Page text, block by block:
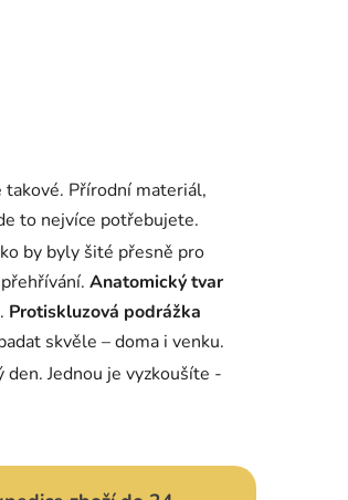
takové. Přírodní materiál,
to nejvíce potřebujete.
by byly šité přesně pro
Anatomický tvar
Protiskluzová podrážka
skvěle – doma i venku.
Jednou je vyzkoušíte -